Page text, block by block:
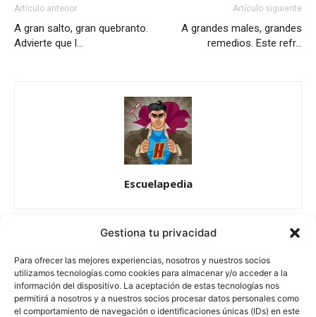
Gestiona tu privacidad
Para ofrecer las mejores experiencias, nosotros y nuestros socios
utilizamos tecnologías como cookies para almacenar y/o acceder a la
información del dispositivo. La aceptación de estas tecnologías nos
permitirá a nosotros y a nuestros socios procesar datos personales como
el comportamiento de navegación o identificaciones únicas (IDs) en este
Artículo anterior
A gran salto, gran quebranto.
Advierte que l…
Artículo siguiente
A grandes males, grandes
remedios. Este refr…
Escuelapedia
escuelapedia
Nuestros articulos son redactados y publicados bajo